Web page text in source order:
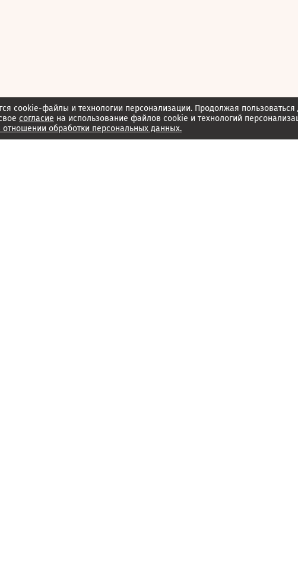
cookie-файлы и технологии персонализации. Продолжая
согласие на использование файлов cookie и технологий
отношении обработки персональных данных.